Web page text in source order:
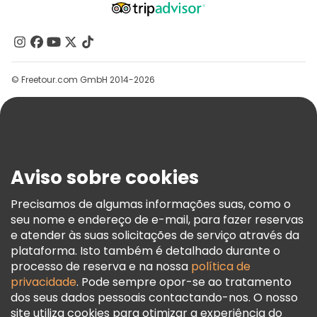
Contacte-Nos
Grupos
Ajuda
Termos E Informações Legais
Política De Cookies
Freetour Prémios
Programa De Fidelidade
© Freetour.com GmbH 2014-2026
Aviso sobre cookies
Precisamos de algumas informações suas, como o
seu nome e endereço de e-mail, para fazer reservas
e atender às suas solicitações de serviço através da
plataforma. Isto também é detalhado durante o
processo de reserva e na nossa política de
privacidade. Pode sempre opor-se ao tratamento
dos seus dados pessoais contactando-nos. O nosso
site utiliza cookies para otimizar a experiência do